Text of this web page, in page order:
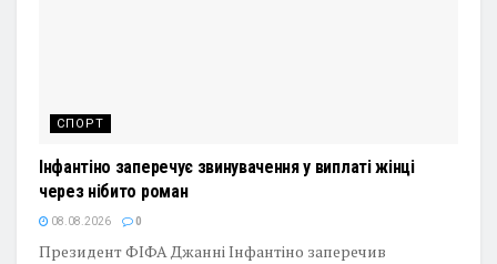
СПОРТ
Інфантіно заперечує звинувачення у виплаті жінці
через нібито роман
08.08.2026 0
Президент ФІФА Джанні Інфантіно заперечив